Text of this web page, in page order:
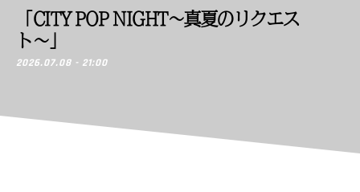
「CITY POP NIGHT〜真夏のリクエス
ト〜」
2026.07.08 - 21:00